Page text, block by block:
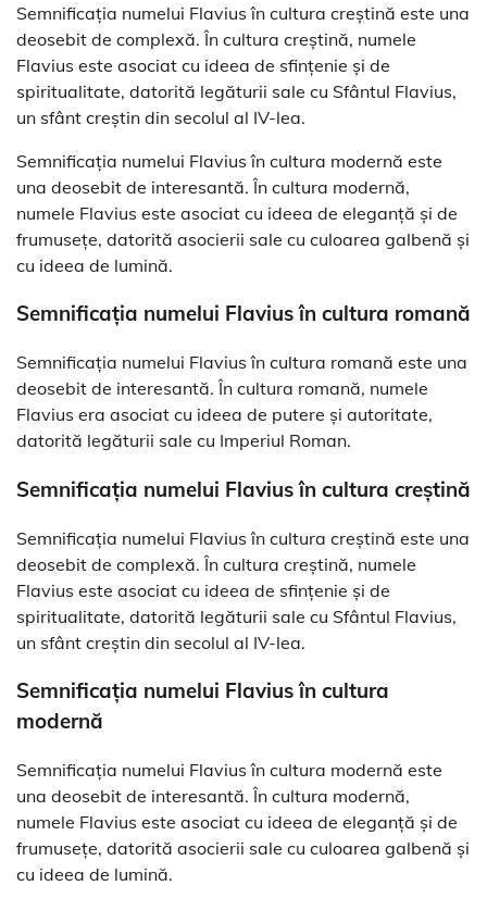
Semnificația numelui Flavius în cultura creștină este una
deosebit de complexă. În cultura creștină, numele
Flavius este asociat cu ideea de sfințenie și de
spiritualitate, datorită legăturii sale cu Sfântul Flavius,
un sfânt creștin din secolul al IV-lea.
Semnificația numelui Flavius în cultura modernă este
una deosebit de interesantă. În cultura modernă,
numele Flavius este asociat cu ideea de eleganță și de
frumusețe, datorită asocierii sale cu culoarea galbenă și
cu ideea de lumină.
Semnificația numelui Flavius în cultura romană
Semnificația numelui Flavius în cultura romană este una
deosebit de interesantă. În cultura romană, numele
Flavius era asociat cu ideea de putere și autoritate,
datorită legăturii sale cu Imperiul Roman.
Semnificația numelui Flavius în cultura creștină
Semnificația numelui Flavius în cultura creștină este una
deosebit de complexă. În cultura creștină, numele
Flavius este asociat cu ideea de sfințenie și de
spiritualitate, datorită legăturii sale cu Sfântul Flavius,
un sfânt creștin din secolul al IV-lea.
Semnificația numelui Flavius în cultura
modernă
Semnificația numelui Flavius în cultura modernă este
una deosebit de interesantă. În cultura modernă,
numele Flavius este asociat cu ideea de eleganță și de
frumusețe, datorită asocierii sale cu culoarea galbenă și
cu ideea de lumină.